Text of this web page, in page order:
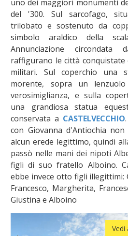
uno dei maggiori monumenti
del '300. Sul sarcofago,
trilobato e sostenuto da
simbolo araldico della
Annunciazione circondata
raffigurano le città conquistate
militari. Sul coperchio una
morente, sopra un
verosimiglianza, e sulla
una grandiosa statua
conservata a CASTELVECCHIO
con Giovanna d'Antiochia
alcun erede legittimo, quindi
passò nelle mani dei nipoti
figli di suo fratello Alboino.
ebbe invece otto figli illegittimi:
Francesco, Margherita,
Giustina e Alboino